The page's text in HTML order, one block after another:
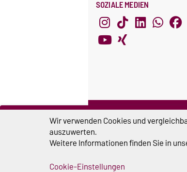
SOZIALE MEDIEN
ZERTIFIKATE
Familie in der Hochschule
Systemakkreditierung
Wir verwenden Cookies und
auszuwerten.
Weitere Informationen finden Sie in
Cookie-Einstellungen